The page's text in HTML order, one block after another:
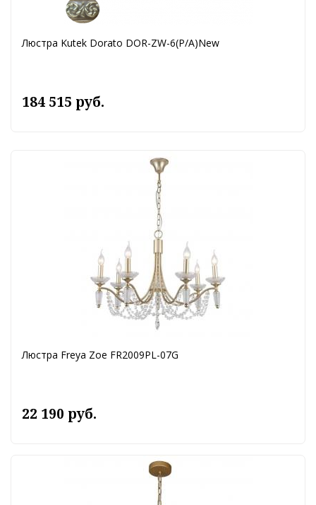
Люстра Kutek Dorato DOR-ZW-6(P/A)New
184 515 руб.
Люстра Freya Zoe FR2009PL-07G
22 190 руб.